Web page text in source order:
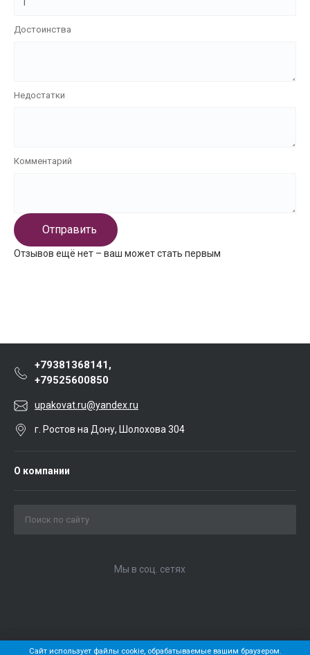
Достоинства
Недостатки
Комментарий
Отправить
Отзывов ещё нет – ваш может стать первым
+79381368141,
+79525600850
upakovat.ru@yandex.ru
г. Ростов на Дону, Шолохова 304
О компании
Мы в соц. сетях
Сайт использует файлы cookie, обрабатываемые вашим браузером.